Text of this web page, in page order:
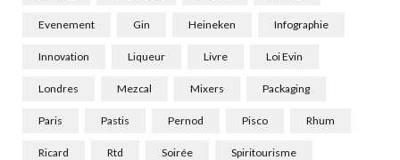
Evenement Gin Heineken Infographie
Innovation Liqueur Livre Loi Evin
Londres Mezcal Mixers Packaging
Paris Pastis Pernod Pisco Rhum
Ricard Rtd Soirée Spiritourisme